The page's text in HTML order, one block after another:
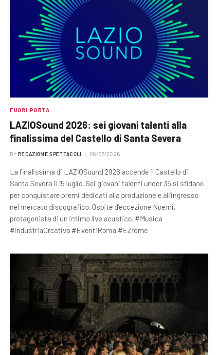
FUORI PORTA
LAZIOSound 2026: sei giovani talenti alla
finalissima del Castello di Santa Severa
BY REDAZIONE SPETTACOLI 06/07/2026
La finalissima di LAZIOSound 2026 accende il Castello di
Santa Severa il 15 luglio. Sei giovani talenti under 35 si sfidano
per conquistare premi dedicati alla produzione e all’ingresso
nel mercato discografico. Ospite d’eccezione Noemi,
protagonista di un intimo live acustico. #Musica
#IndustriaCreativa #EventiRoma #EZrome